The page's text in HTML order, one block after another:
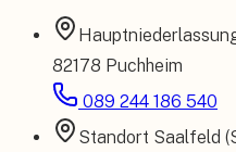
82178 Puchheim
089 244 186 540
Standort Saalfeld